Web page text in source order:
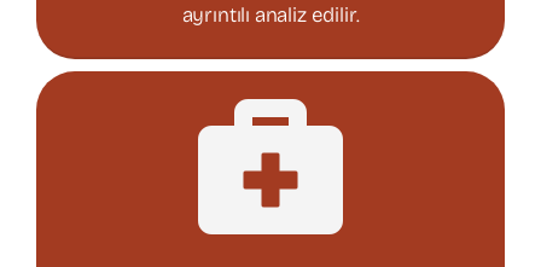
ayrıntılı analiz edilir.